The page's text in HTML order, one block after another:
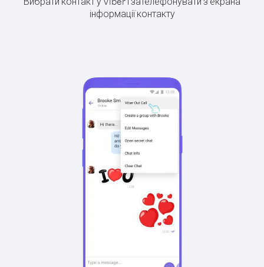
інформації контакту